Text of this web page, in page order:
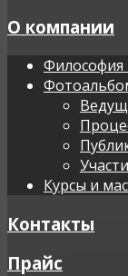
О компании
Курсы и
Контакты
Прайс